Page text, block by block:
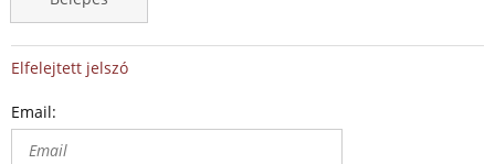
Elfelejtett jelszó
Email: